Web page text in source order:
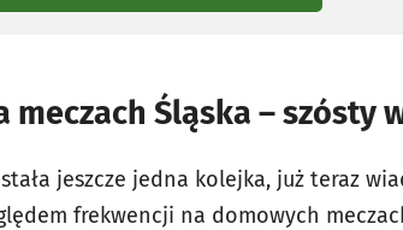
meczach Śląska – szósty
jeszcze jedna kolejka, już teraz
frekwencji na domowych